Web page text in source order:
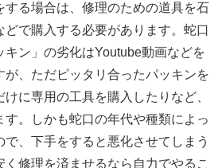
する場合は、修理のための道具を石
で購入する必要があります。蛇口
ン」の劣化はYoutube動画などを
が、ただピッタリ合ったパッキンを
に専用の工具を購入したりなど、
。しかも蛇口の年代や種類によっ
、下手をすると悪化させてしまう
修理を済ませるなら自力でやるこ